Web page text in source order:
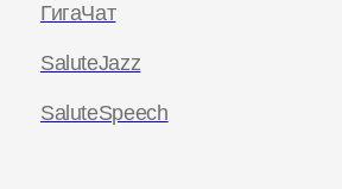
ГигаЧат
SaluteJazz
SaluteSpeech